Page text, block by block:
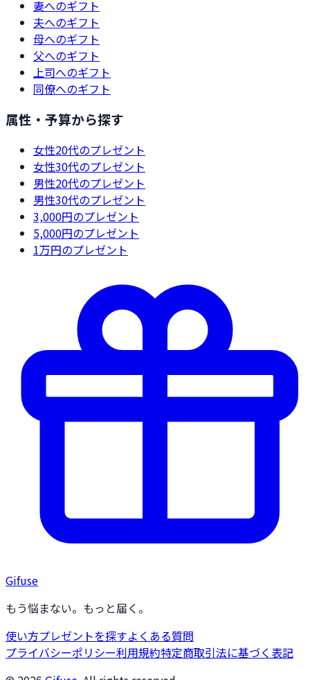
妻へのギフト
夫へのギフト
母へのギフト
父へのギフト
上司へのギフト
同僚へのギフト
属性・予算から探す
女性20代のプレゼント
女性30代のプレゼント
男性20代のプレゼント
男性30代のプレゼント
3,000円のプレゼント
5,000円のプレゼント
1万円のプレゼント
Gifuse
もう悩まない。もっと届く。
使い方プレゼントを探すよくある質問
プライバシーポリシー利用規約特定商取引法に基づく表記